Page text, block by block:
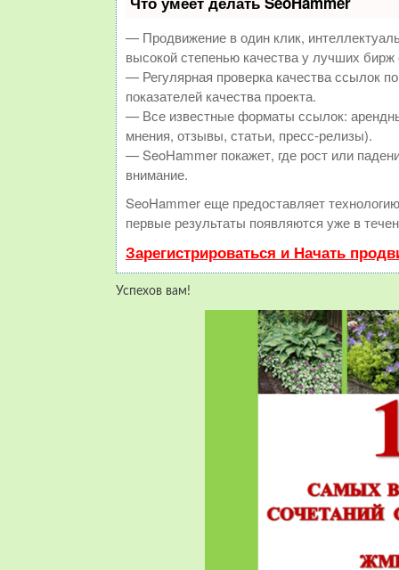
— Продвижение в один клик,
высокой степенью качества у лучших
— Регулярная проверка качества ссылок
показателей качества проекта.
— Все известные форматы ссылок:
мнения, отзывы, статьи, пресс-релизы).
— SeoHammer покажет, где рост или
внимание.
SeoHammer еще предоставляет
первые результаты появляются уже в
Зарегистрироваться и Начать
Успехов вам!